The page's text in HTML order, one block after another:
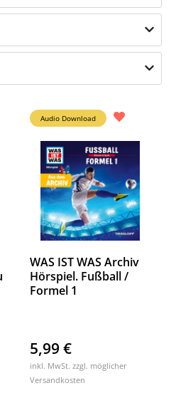
Audio Download
WAS IST WAS Archiv
Hörspiel. Fußball /
Formel 1
5,99 €
inkl. MwSt. zzgl. möglicher
Versandkosten